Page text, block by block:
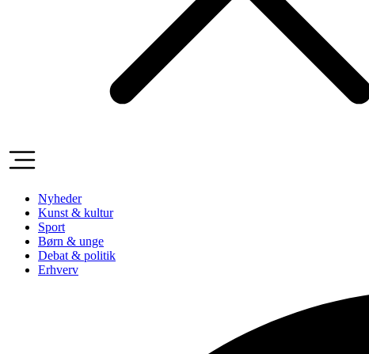
Nyheder
Kunst & kultur
Sport
Børn & unge
Debat & politik
Erhverv